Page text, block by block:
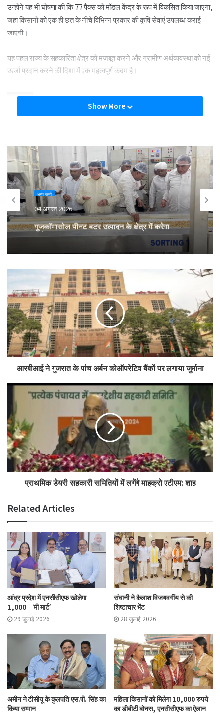
उन्होंने यह भी घोषणा की कि 77 पैक्स को मॉडल केंद्र के रूप में विकसित किया जाएगा,
जहां किसानों को एक ही छत के नीचे विभिन्न प्रकार की कृषि सेवाएं उपलब्ध कराई
जाएंगी।
यह पहल राज्य के सहकारिता क्षेत्र को मजबूत करने और ग्रामीण अर्थव्यवस्था को नई
ऊर्जा प्रदान करने की दिशा में एक महत्वपूर्ण कदम है।
Tags cooperative MSCS odisha PACS
Show More
अन्य खबरें
04 अगस्त 2026
गुजकॉमासोल पीनट बटर उत्पादन के क्षेत्र में करेगा
प्रवेश
आरबीआई ने गुजरात के पांच अर्बन कोऑपरेटिव बैंकों पर लगाया जुर्माना
प्राथमिक डेयरी सहकारी समितियों में लगेंगे माइक्रो एटीएम: शाह
Related Articles
आंध्र प्रदेश में एनसीसीएफ खोलेगा
1,000 ‘मी मार्ट’
29 जुलाई 2026
संघानी ने कैलाश विजयवर्गीय से की
शिष्टाचार भेंट
28 जुलाई 2026
अमीन ने टीसीयू के कुलपति एस.पी. सिंह का
किया सम्मान
महिला किसानों को मिलेगा 10,000 रुपये
का डीबीटी बोनस, एनसीसीएफ का ऐलान